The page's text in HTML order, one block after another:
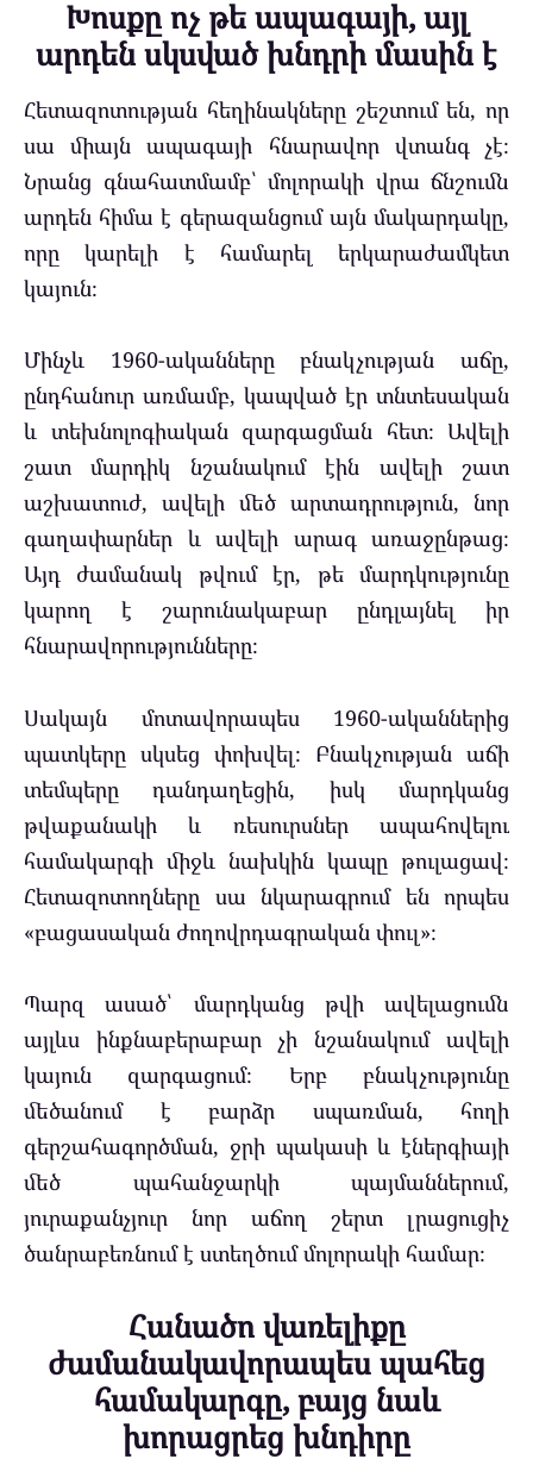
Խոսքը ոչ թե ապագայի, այլ
արդեն սկսված խնդրի մասին է
Հետազոտության հեղինակները շեշտում են, որ
սա միայն ապագայի հնարավոր վտանգ չէ։
Նրանց գնահատմամբ՝ մոլորակի վրա ճնշումն
արդեն հիմա է գերազանցում այն մակարդակը,
որը կարելի է համարել երկարաժամկետ
կայուն։
Մինչև 1960-ականները բնակչության աճը,
ընդհանուր առմամբ, կապված էր տնտեսական
և տեխնոլոգիական զարգացման հետ։ Ավելի
շատ մարդիկ նշանակում էին ավելի շատ
աշխատուժ, ավելի մեծ արտադրություն, նոր
գաղափարներ և ավելի արագ առաջընթաց։
Այդ ժամանակ թվում էր, թե մարդկությունը
կարող է շարունակաբար ընդլայնել իր
հնարավորությունները։
Սակայն մոտավորապես 1960-ականներից
պատկերը սկսեց փոխվել։ Բնակչության աճի
տեմպերը դանդաղեցին, իսկ մարդկանց
թվաքանակի և ռեսուրսներ ապահովելու
համակարգի միջև նախկին կապը թուլացավ։
Հետազոտողները սա նկարագրում են որպես
«բացասական ժողովրդագրական փուլ»։
Պարզ ասած՝ մարդկանց թվի ավելացումն
այլևս ինքնաբերաբար չի նշանակում ավելի
կայուն զարգացում։ Երբ բնակչությունը
մեծանում է բարձր սպառման, հողի
գերշահագործման, ջրի պակասի և էներգիայի
մեծ պահանջարկի պայմաններում,
յուրաքանչյուր նոր աճող շերտ լրացուցիչ
ծանրաբեռնում է ստեղծում մոլորակի համար։
Հանածո վառելիքը
ժամանակավորապես պահեց
համակարգը, բայց նաև
խորացրեց խնդիրը